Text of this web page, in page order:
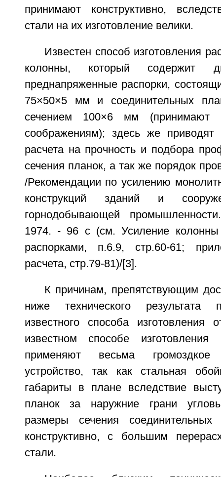
принимают конструктивно,
стали на их изготовление велики.
Известен способ изготовления
колонны, который содержит
преднапряженные распорки,
75×50×5 мм и соединительных
сечением 100×6 мм (принимают
соображениям); здесь же приводят
расчета на прочность и подбора
сечения планок, а так же порядок
/Рекомендации по усилению
конструкций зданий и
горнодобывающей
1974. - 96 с (см. Усиление
распорками, п.6.9, стр.60-61;
расчета, стр.79-81)/[3].
К причинам, препятствующим
ниже технического результата
известного способа изготовления
известном способе изготовления
применяют весьма
устройство, так как стальная
габариты в плане вследствие
планок за наружние грани
размеры сечения
конструктивно, с большим
стали.